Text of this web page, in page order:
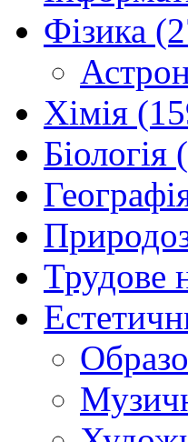
Фізика
Хімія
Біологія
Трудове